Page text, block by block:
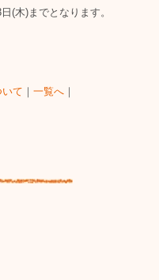
(木)までとなります。
て ｜ 一覧へ ｜